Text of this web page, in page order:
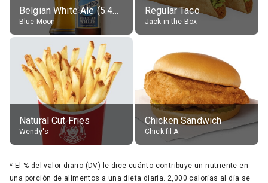
Belgian White Ale (5.4% alc.)
Blue Moon
Regular Taco
Jack in the Box
Natural Cut Fries
Wendy's
Chicken Sandwich
Chick-fil-A
* El % del valor diario (DV) le dice cuánto contribuye un nutriente en
una porción de alimentos a una dieta diaria. 2,000 calorías al día se